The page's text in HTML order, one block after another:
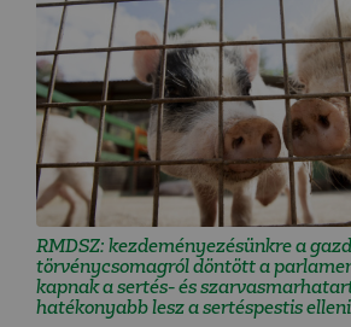
RMDSZ: kezdeményezésünkre a
törvénycsomagról döntött a
kapnak a sertés- és
hatékonyabb lesz a sertéspestis